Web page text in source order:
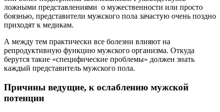
ложными представлениями о мужественности или просто
боязнью, представители мужского пола зачастую очень поздно
приходят к медикам.
А между тем практически все болезни влияют на
репродуктивную функцию мужского организма. Откуда
берутся такие «специфические проблемы» должен знать
каждый представитель мужского пола.
Причины ведущие, к ослаблению мужской
потенции